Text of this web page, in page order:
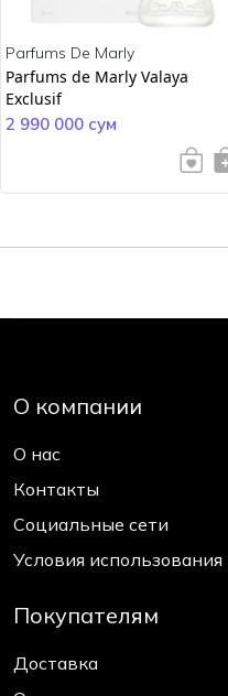
Parfums De Marly
Parfums de Marly Valaya
Exclusif
2 990 000 сум
О компании
О нас
Контакты
Социальные сети
Условия использования
Покупателям
Доставка